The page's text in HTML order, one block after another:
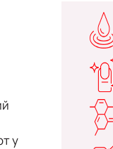
у